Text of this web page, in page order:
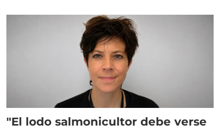
"El lodo salmonicultor debe verse